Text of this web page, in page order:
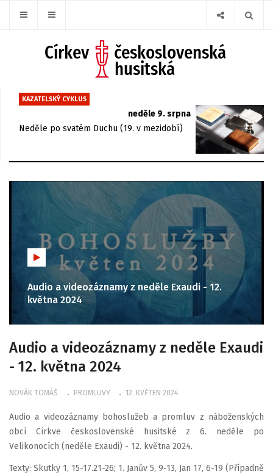
KAZATELSKÝ CYKLUS
neděle 9. srpna
Neděle po svatém Duchu (19. v mezidobí)
Audio a videozáznamy z neděle Exaudi - 12.
května 2024
Audio a videozáznamy z neděle Exaudi
- 12. května 2024
NOVÁK TOMÁŠ PROMLUVY 12. KVĚTEN 2024
Audio a videozáznamy bohoslužeb a promluv z náboženských
obcí Církve československé husitské z 6. neděle po
Velikonocích (neděle Exaudi) - 12. května 2024.
Texty: Skutky 1, 15-17.21-26; 1. Janův 5, 9-13, Jan 17, 6-19 (Případně